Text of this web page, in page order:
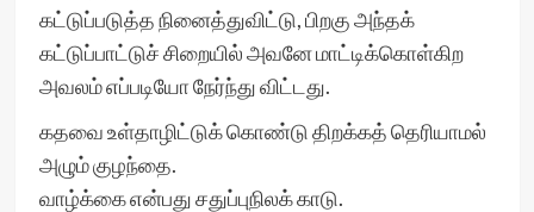
கட்டுப்படுத்த நினைத்துவிட்டு, பிறகு அந்தக்
கட்டுப்பாட்டுச் சிறையில் அவனே மாட்டிக்கொள்கிற
அவலம் எப்படியோ நேர்ந்து விட்டது.
கதவை உள்தாழிட்டுக் கொண்டு திறக்கத் தெரியாமல்
அழும் குழந்தை.
வாழ்க்கை என்பது சதுப்புநிலக் காடு.